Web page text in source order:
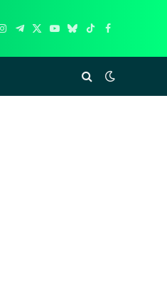
Instagram
Telegram
X
YouTube
Bluesky
TikTokFacebook